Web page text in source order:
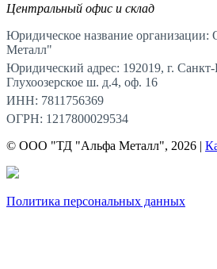
Центральный офис и склад
Юридическое название
Металл"
Юридический адрес: 192019, г. Санкт-
Глухоозерское ш. д.4, оф. 16
ИНН: 7811756369
ОГРН: 1217800029534
© ООО "ТД "Альфа Металл", 2026 |
Политика персональных данных